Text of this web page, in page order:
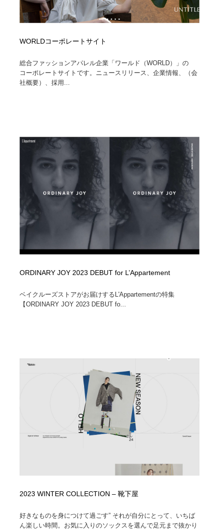
WORLDコーポレートサイト
総合ファッションアパレル企業「ワールド（WORLD）」の
コーポレートサイトです。ニュースリリース、企業情報、（会
社概要）、採用...
ORDINARY JOY 2023 DEBUT for L’Appartement
ベイクルーズストアがお届けするL'Appartementの特集
【ORDINARY JOY 2023 DEBUT fo...
2023 WINTER COLLECTION – 靴下屋
好きなものを身につけて過ごす” それが自分にとって、いちば
ん楽しい時間。お気に入りのソックスを選んで足元まで抜かり